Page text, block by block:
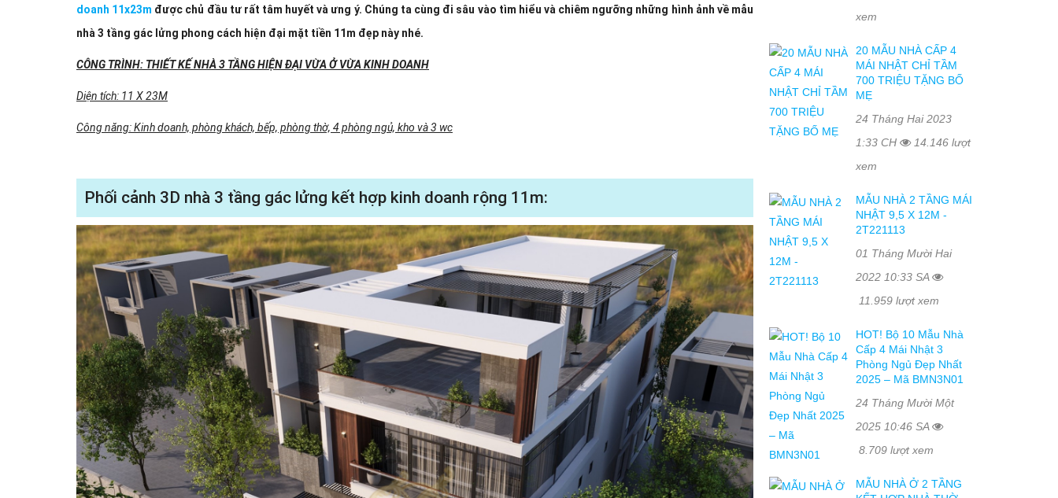
doanh 11x23m được chủ đầu tư rất tâm huyết và ưng ý. Chúng ta cùng đi sâu vào tìm hiểu và chiêm ngưỡng những hình ảnh về mẫu
nhà 3 tầng gác lửng phong cách hiện đại mặt tiền 11m đẹp này nhé.
CÔNG TRÌNH: THIẾT KẾ NHÀ 3 TẦNG HIỆN ĐẠI VỪA Ở VỪA KINH DOANH
Diện tích: 11 X 23M
Công năng: Kinh doanh, phòng khách, bếp, phòng thờ, 4 phòng ngủ, kho và 3 wc
Phối cảnh 3D nhà 3 tầng gác lửng kết hợp kinh doanh rộng 11m:
xem
20 MẪU NHÀ CẤP 4
MÁI NHẬT CHỈ TẦM
700 TRIỆU TẶNG BỐ
MẸ
24 Tháng Hai 2023
1:33 CH
14.146 lượt
xem
MẪU NHÀ 2 TẦNG MÁI
NHẬT 9,5 X 12M -
2T221113
01 Tháng Mười Hai
2022 10:33 SA
11.959 lượt xem
HOT! Bộ 10 Mẫu Nhà
Cấp 4 Mái Nhật 3
Phòng Ngủ Đẹp Nhất
2025 – Mã BMN3N01
24 Tháng Mười Một
2025 10:46 SA
8.709 lượt xem
MẪU NHÀ Ở 2 TẦNG